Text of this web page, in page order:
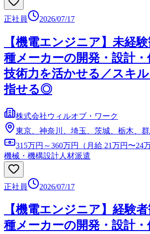
正社員 2026/07/17
【機電エンジニア】未経
種メーカーの開発・設計
技術力を活かせる／スキ
指せる◎
株式会社ウィルオブ・ワーク
東京、神奈川、埼玉、茨城、栃木、
315万円～360万円（月給 21万円〜24万
機械・機構設計人材派遣
正社員 2026/07/17
【機電エンジニア】経験
種メーカーの開発・設計